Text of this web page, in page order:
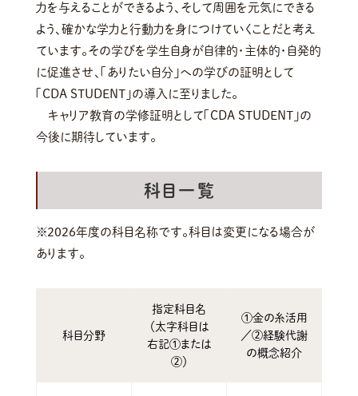
力を与えることができるよう、そして周囲を元気にできる
よう、確かな学力と行動力を身につけていくことだと考え
ています。その学びを学生自身が自律的・主体的・自発的
に促進させ、「ありたい自分」への学びの証明として
「CDA STUDENT」の導入に至りました。
キャリア教育の学修証明として「CDA STUDENT」の
今後に期待しています。
科目一覧
※2026年度の科目名称です。科目は変更になる場合が
あります。
科目分野
指定科目名
（太字科目は
右記①または
②）
①金の糸活用
／②経験代謝
の概念紹介